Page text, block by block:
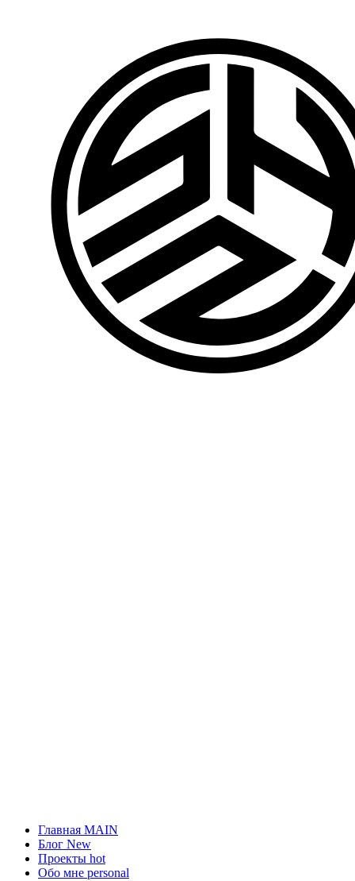
Главная MAIN
Блог New
Проекты hot
Обо мне personal